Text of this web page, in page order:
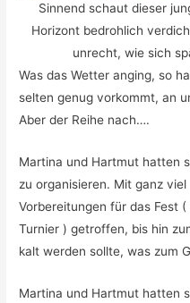
Sinnend schaut dieser
Horizont bedrohlich
unrecht, wie sich
Was das Wetter anging, so
selten genug vorkommt, an
Aber der Reihe nach….
Martina und Hartmut hatten
zu organisieren. Mit ganz
Vorbereitungen für das Fest
Turnier ) getroffen, bis hin
kalt werden sollte, was zum
Martina und Hartmut hatten